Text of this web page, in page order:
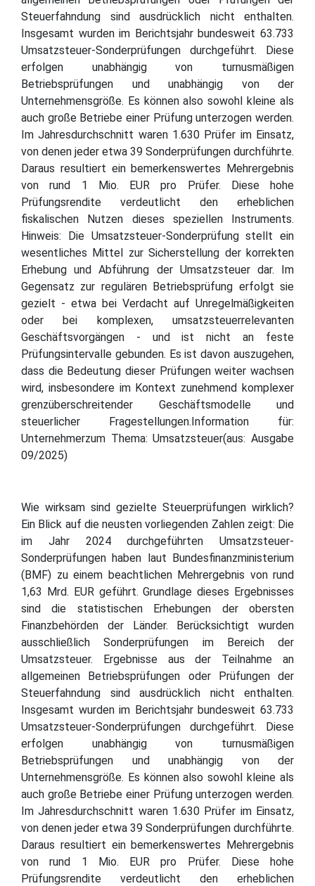
Steuerfahndung sind ausdrücklich nicht enthalten.
Insgesamt wurden im Berichtsjahr bundesweit 63.733
Umsatzsteuer-Sonderprüfungen durchgeführt. Diese
erfolgen unabhängig von turnusmäßigen
Betriebsprüfungen und unabhängig von der
Unternehmensgröße. Es können also sowohl kleine als
auch große Betriebe einer Prüfung unterzogen werden.
Im Jahresdurchschnitt waren 1.630 Prüfer im Einsatz,
von denen jeder etwa 39 Sonderprüfungen durchführte.
Daraus resultiert ein bemerkenswertes Mehrergebnis
von rund 1 Mio. EUR pro Prüfer. Diese hohe
Prüfungsrendite verdeutlicht den erheblichen
fiskalischen Nutzen dieses speziellen Instruments.
Hinweis: Die Umsatzsteuer-Sonderprüfung stellt ein
wesentliches Mittel zur Sicherstellung der korrekten
Erhebung und Abführung der Umsatzsteuer dar. Im
Gegensatz zur regulären Betriebsprüfung erfolgt sie
gezielt - etwa bei Verdacht auf Unregelmäßigkeiten
oder bei komplexen, umsatzsteuerrelevanten
Geschäftsvorgängen - und ist nicht an feste
Prüfungsintervalle gebunden. Es ist davon auszugehen,
dass die Bedeutung dieser Prüfungen weiter wachsen
wird, insbesondere im Kontext zunehmend komplexer
grenzüberschreitender Geschäftsmodelle und
steuerlicher Fragestellungen.Information für:
Unternehmerzum Thema: Umsatzsteuer(aus: Ausgabe
09/2025)
Wie wirksam sind gezielte Steuerprüfungen wirklich?
Ein Blick auf die neusten vorliegenden Zahlen zeigt: Die
im Jahr 2024 durchgeführten Umsatzsteuer-
Sonderprüfungen haben laut Bundesfinanzministerium
(BMF) zu einem beachtlichen Mehrergebnis von rund
1,63 Mrd. EUR geführt. Grundlage dieses Ergebnisses
sind die statistischen Erhebungen der obersten
Finanzbehörden der Länder. Berücksichtigt wurden
ausschließlich Sonderprüfungen im Bereich der
Umsatzsteuer. Ergebnisse aus der Teilnahme an
allgemeinen Betriebsprüfungen oder Prüfungen der
Steuerfahndung sind ausdrücklich nicht enthalten.
Insgesamt wurden im Berichtsjahr bundesweit 63.733
Umsatzsteuer-Sonderprüfungen durchgeführt. Diese
erfolgen unabhängig von turnusmäßigen
Betriebsprüfungen und unabhängig von der
Unternehmensgröße. Es können also sowohl kleine als
auch große Betriebe einer Prüfung unterzogen werden.
Im Jahresdurchschnitt waren 1.630 Prüfer im Einsatz,
von denen jeder etwa 39 Sonderprüfungen durchführte.
Daraus resultiert ein bemerkenswertes Mehrergebnis
von rund 1 Mio. EUR pro Prüfer. Diese hohe
Prüfungsrendite verdeutlicht den erheblichen